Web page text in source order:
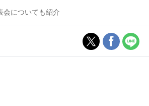
会についても紹介